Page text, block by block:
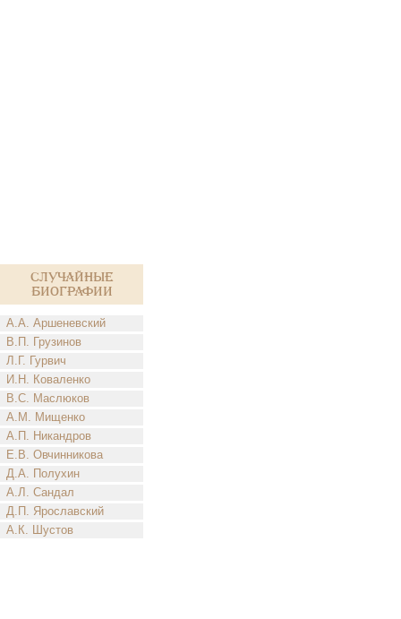
Случайные
биографии
А.А. Аршеневский
В.П. Грузинов
Л.Г. Гурвич
И.Н. Коваленко
В.С. Маслюков
А.М. Мищенко
А.П. Никандров
Е.В. Овчинникова
Д.А. Полухин
А.Л. Сандал
Д.П. Ярославский
А.К. Шустов